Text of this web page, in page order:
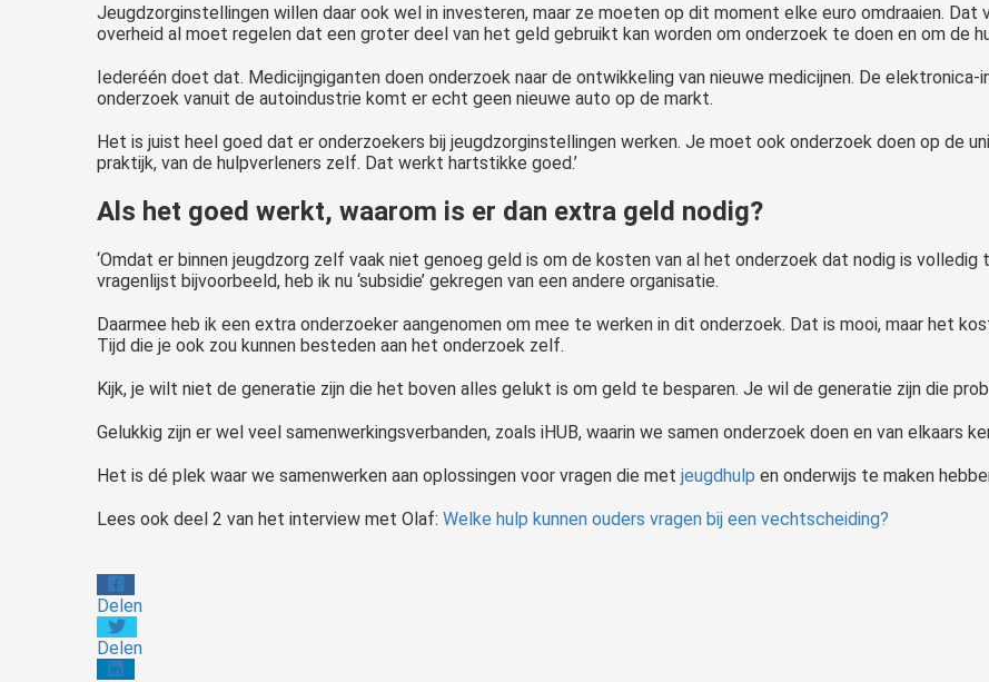
Jeugdzorginstellingen willen daar ook wel in investeren, maar ze moeten op dit moment elke euro omdraaien. Dat
overheid al moet regelen dat een groter deel van het geld gebruikt kan worden om onderzoek te doen en om de
Iederéén doet dat. Medicijngiganten doen onderzoek naar de ontwikkeling van nieuwe medicijnen. De
onderzoek vanuit de autoindustrie komt er echt geen nieuwe auto op de markt.
Het is juist heel goed dat er onderzoekers bij jeugdzorginstellingen werken. Je moet ook onderzoek doen op de
praktijk, van de hulpverleners zelf. Dat werkt hartstikke goed.’
Als het goed werkt, waarom is er dan extra geld nodig?
‘Omdat er binnen jeugdzorg zelf vaak niet genoeg geld is om de kosten van al het onderzoek dat nodig is
vragenlijst bijvoorbeeld, heb ik nu ‘subsidie’ gekregen van een andere organisatie.
Daarmee heb ik een extra onderzoeker aangenomen om mee te werken in dit onderzoek. Dat is mooi, maar het
Tijd die je ook zou kunnen besteden aan het onderzoek zelf.
Kijk, je wilt niet de generatie zijn die het boven alles gelukt is om geld te besparen. Je wil de generatie zijn die
Gelukkig zijn er wel veel samenwerkingsverbanden, zoals iHUB, waarin we samen onderzoek doen en van elkaars
Het is dé plek waar we samenwerken aan oplossingen voor vragen die met jeugdhulp en onderwijs te maken
Lees ook deel 2 van het interview met Olaf: Welke hulp kunnen ouders vragen bij een vechtscheiding?
Delen
Delen